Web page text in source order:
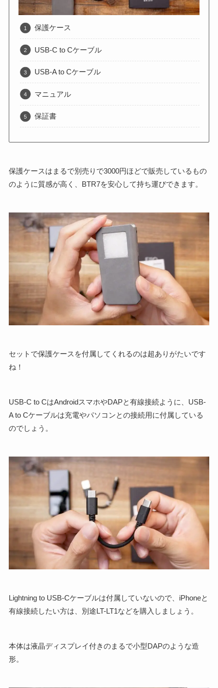
保護ケース
USB-C to Cケーブル
USB-A to Cケーブル
マニュアル
保証書
保護ケースはまるで別売りで3000円ほどで販売しているもの
のように質感が高く、BTR7を安心して持ち運びできます。
セットで保護ケースを付属してくれるのは超ありがたいです
ね！
USB-C to CはAndroidスマホやDAPと有線接続ように、USB-
A to Cケーブルは充電やパソコンとの接続用に付属している
のでしょう。
Lightning to USB-Cケーブルは付属していないので、iPhoneと
有線接続したい方は、別途LT-LT1などを購入しましょう。
本体は液晶ディスプレイ付きのまるで小型DAPのような造
形。